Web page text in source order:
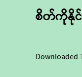
စိတ်ကိုနိုင်
Downloaded